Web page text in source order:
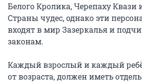
Белого Кролика, Черепаху Квази
Страны чудес, однако эти
входят в мир Зазеркалья и
законам.
Каждый взрослый и каждый
от возраста, должен иметь